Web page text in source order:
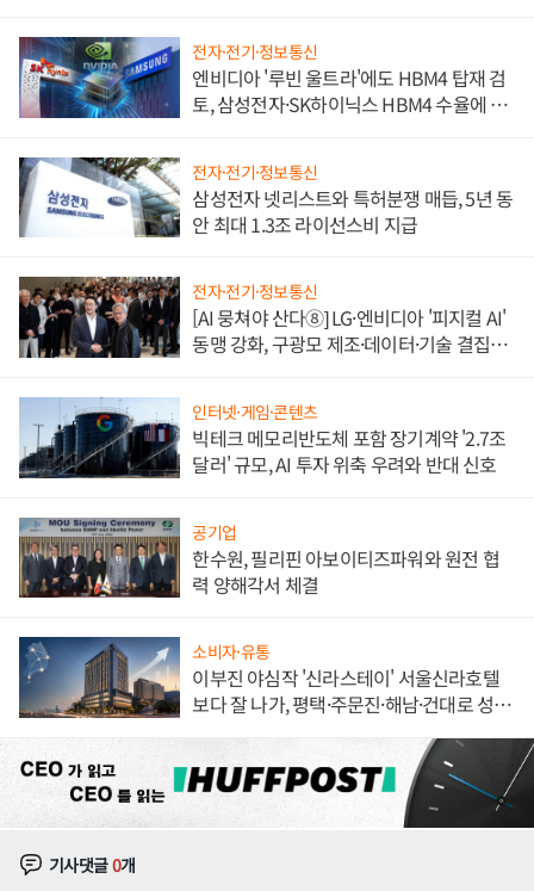
전자·전기·정보통신
엔비디아 '루빈 울트라'에도 HBM4 탑재 검
토, 삼성전자·SK하이닉스 HBM4 수율에 주
전자·전기·정보통신
삼성전자 넷리스트와 특허분쟁 매듭, 5년 동
안 최대 1.3조 라이선스비 지급
전자·전기·정보통신
[AI 뭉쳐야 산다⑧] LG·엔비디아 '피지컬 AI'
동맹 강화, 구광모 제조·데이터·기술 결집
인터넷·게임·콘텐츠
빅테크 메모리반도체 포함 장기계약 '2.7조
달러' 규모, AI 투자 위축 우려와 반대 신호
공기업
한수원, 필리핀 아보이티즈파워와 원전 협
력 양해각서 체결
소비자·유통
이부진 야심작 '신라스테이' 서울신라호텔
보다 잘 나가, 평택·주문진·해남·건대로 성
기사댓글0개